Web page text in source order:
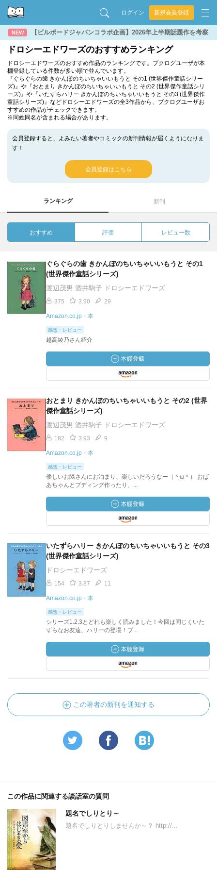
ログイン 新規会員登録
NEW 【ビルボードジャパンコラボ企画】2026年上半期話題作を考察
ドロシーエドワーズのおすすめランキング
ドロシーエドワーズのおすすめ作品のランキングです。ブクログユーザが本
棚登録している件数が多い順で並んでいます。
『ぐらぐらの歯 きかんぼのちいちゃいいもうと その1 (世界傑作童話シリー
ズ)』や『おとまり きかんぼのちいちゃいいもうと その2 (世界傑作童話シリ
ーズ)』や『いたずらハリー きかんぼのちいちゃいいもうと その3 (世界傑作
童話シリーズ)』などドロシーエドワーズの全3作品から、ブクログユーザお
すすめの作品がチェックできます。
※同姓同名が含まれる場合があります。
会員登録すると、よみたい著者やコミックの新刊情報が届くようになりま
す！
会員登録はこちら
ランキング 新刊
おすすめ 評価 レビュー数
ぐらぐらの歯 きかんぼのちいちゃいいもうと その1
(世界傑作童話シリーズ)
渡辺茂男 酒井駒子 ドロシーエドワーズ
375 3.90 29
Amazon.co.jp・本
感想・レビュー
越高綾乃さん紹介
おとまり きかんぼのちいちゃいいもうと その2 (世界
傑作童話シリーズ)
渡辺茂男 酒井駒子 ドロシーエドワーズ
182 3.93 9
Amazon.co.jp・本
感想・レビュー
優しいお隣さんにお泊まり、楽しいだろうなー（＾ω＾） おば
あちゃんとプディング作ったり、...
いたずらハリー きかんぼのちいちゃいいもうと その3
(世界傑作童話シリーズ)
ドロシーエドワーズ
154 3.87 11
Amazon.co.jp・本
感想・レビュー
シリーズ1.2.3とどれも楽しく読みました！今回は同じくいた
ずらなお友達、ハリーの登場！ブ...
この著者の新刊を通知する
この作品に関連する談話室の質問
題名でしりとり～
題名でしりとりしませんか～？ http://...